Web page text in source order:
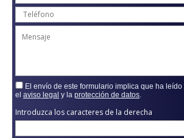
El envío de este formulario implica que ha leído
el aviso legal y la protección de datos
Introduzca los caracteres de la derecha